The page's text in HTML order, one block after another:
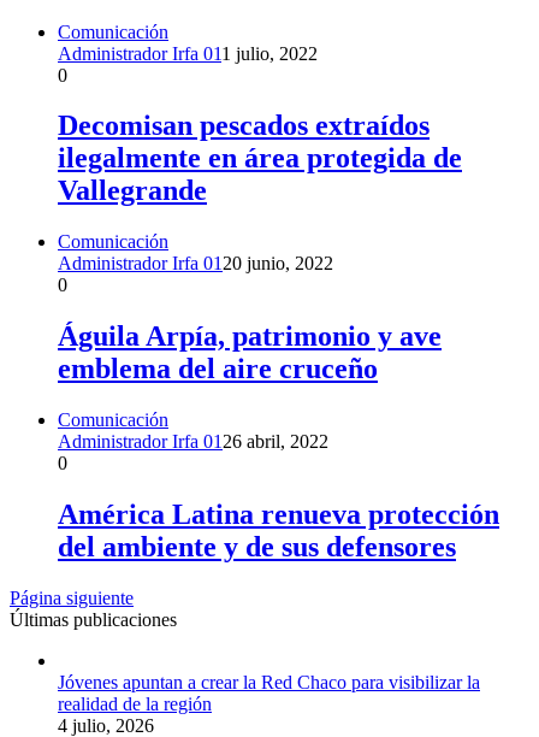
Comunicación
Administrador Irfa 011 julio, 2022
0
Decomisan pescados extraídos
ilegalmente en área protegida de
Vallegrande
Comunicación
Administrador Irfa 01 20 junio, 2022
0
Águila Arpía, patrimonio y ave
emblema del aire cruceño
Comunicación
Administrador Irfa 01 26 abril, 2022
0
América Latina renueva protección
del ambiente y de sus defensores
Página siguiente
Últimas publicaciones
Jóvenes apuntan a crear la Red Chaco para visibilizar la
realidad de la región
4 julio, 2026